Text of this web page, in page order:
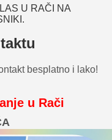
U RAČI NA
besplatno i lako!
u Rači